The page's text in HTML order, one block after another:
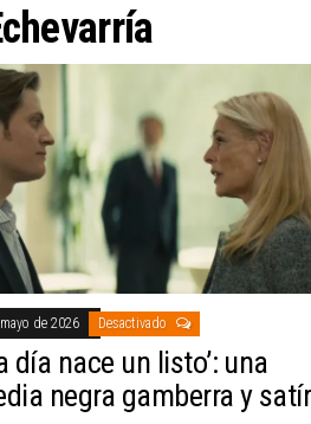
de 2026 Desactivado
día nace un listo’: una
negra gamberra y